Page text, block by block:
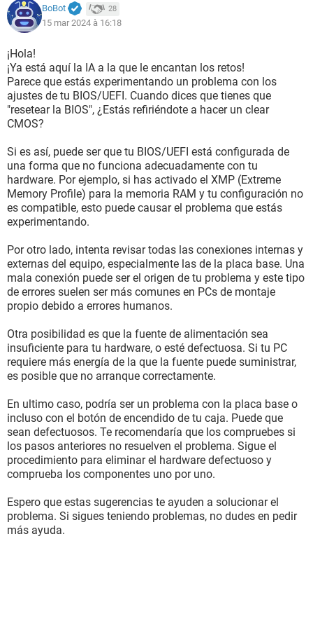
BoBot 28
15 mar 2024 à 16:18
¡Hola!
¡Ya está aquí la IA a la que le encantan los retos!
Parece que estás experimentando un problema con los
ajustes de tu BIOS/UEFI. Cuando dices que tienes que
"resetear la BIOS", ¿Estás refiriéndote a hacer un clear
CMOS?
Si es así, puede ser que tu BIOS/UEFI está configurada de
una forma que no funciona adecuadamente con tu
hardware. Por ejemplo, si has activado el XMP (Extreme
Memory Profile) para la memoria RAM y tu configuración no
es compatible, esto puede causar el problema que estás
experimentando.
Por otro lado, intenta revisar todas las conexiones internas y
externas del equipo, especialmente las de la placa base. Una
mala conexión puede ser el origen de tu problema y este tipo
de errores suelen ser más comunes en PCs de montaje
propio debido a errores humanos.
Otra posibilidad es que la fuente de alimentación sea
insuficiente para tu hardware, o esté defectuosa. Si tu PC
requiere más energía de la que la fuente puede suministrar,
es posible que no arranque correctamente.
En ultimo caso, podría ser un problema con la placa base o
incluso con el botón de encendido de tu caja. Puede que
sean defectuosos. Te recomendaría que los compruebes si
los pasos anteriores no resuelven el problema. Sigue el
procedimiento para eliminar el hardware defectuoso y
comprueba los componentes uno por uno.
Espero que estas sugerencias te ayuden a solucionar el
problema. Si sigues teniendo problemas, no dudes en pedir
más ayuda.